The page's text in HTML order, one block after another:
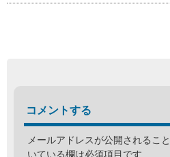
コメントする
メールアドレスが公開されるこ
いている欄は必須項目です